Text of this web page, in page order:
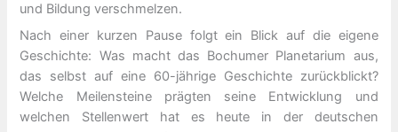
und Bildung verschmelzen.
Nach einer kurzen Pause folgt ein Blick auf die eigene
Geschichte: Was macht das Bochumer Planetarium aus,
das selbst auf eine 60-jährige Geschichte zurückblickt?
Welche Meilensteine prägten seine Entwicklung und
welchen Stellenwert hat es heute in der deutschen